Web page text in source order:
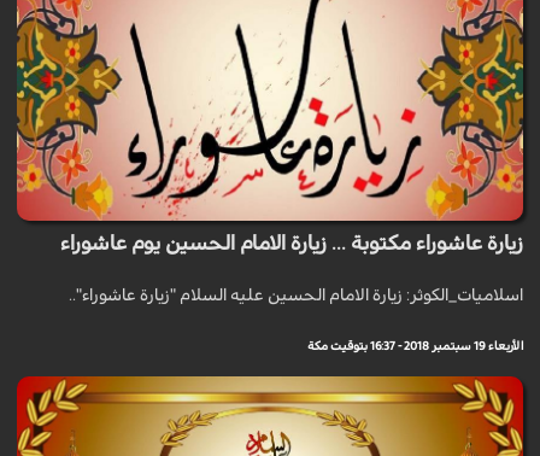
زيارة عاشوراء مكتوبة ... زيارة الامام الحسين يوم عاشوراء
اسلاميات_الكوثر: زيارة الامام الحسين عليه السلام "زيارة عاشوراء"..
الأربعاء 19 سبتمبر 2018 - 16:37 بتوقيت مكة